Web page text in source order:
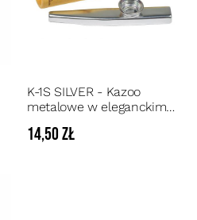
K-1S SILVER - Kazoo
metalowe w eleganckim
14,50 zł